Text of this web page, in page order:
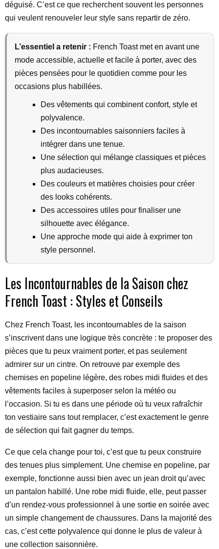
déguisé. C’est ce que recherchent souvent les personnes
qui veulent renouveler leur style sans repartir de zéro.
L’essentiel a retenir : French Toast met en avant une
mode accessible, actuelle et facile à porter, avec des
pièces pensées pour le quotidien comme pour les
occasions plus habillées.
Des vêtements qui combinent confort, style et
polyvalence.
Des incontournables saisonniers faciles à
intégrer dans une tenue.
Une sélection qui mélange classiques et pièces
plus audacieuses.
Des couleurs et matières choisies pour créer
des looks cohérents.
Des accessoires utiles pour finaliser une
silhouette avec élégance.
Une approche mode qui aide à exprimer ton
style personnel.
Les Incontournables de la Saison chez
French Toast : Styles et Conseils
Chez French Toast, les incontournables de la saison
s’inscrivent dans une logique très concrète : te proposer des
pièces que tu peux vraiment porter, et pas seulement
admirer sur un cintre. On retrouve par exemple des
chemises en popeline légère, des robes midi fluides et des
vêtements faciles à superposer selon la météo ou
l’occasion. Si tu es dans une période où tu veux rafraîchir
ton vestiaire sans tout remplacer, c’est exactement le genre
de sélection qui fait gagner du temps.
Ce que cela change pour toi, c’est que tu peux construire
des tenues plus simplement. Une chemise en popeline, par
exemple, fonctionne aussi bien avec un jean droit qu’avec
un pantalon habillé. Une robe midi fluide, elle, peut passer
d’un rendez-vous professionnel à une sortie en soirée avec
un simple changement de chaussures. Dans la majorité des
cas, c’est cette polyvalence qui donne le plus de valeur à
une collection saisonnière.